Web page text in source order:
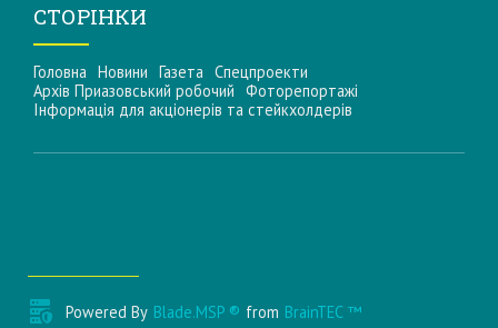
СТОРІНКИ
Головна Новини Газета Спецпроекти
Архів Приазовський робочий Фоторепортажі
Інформацiя для акцiонерiв та стейкхолдерiв
Powered By Blade.MSP ® from BrainTEC ™